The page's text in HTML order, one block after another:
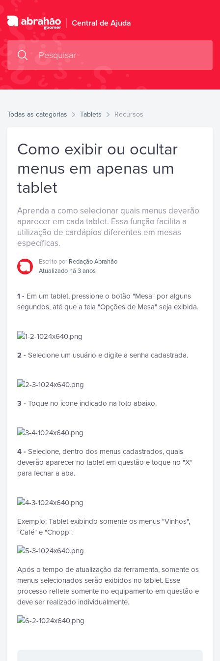
Central de Ajuda
Todas as categorias Tablets Recursos
Como exibir ou ocultar
menus em apenas um
tablet
Aprenda a como selecionar quais menus deverão
aparecer em cada tablet. Essa função facilita a
utilização de cardápios diferentes em mesas
específicas.
Escrito por Redação Abrahão
Atualizado há 3 anos
1 - Em um tablet, pressione o botão "Mesa" por alguns
segundos, até que a tela "Opções de Mesa" seja exibida.
2 - Selecione um usuário e digite a senha cadastrada.
3 - Toque no ícone indicado na foto abaixo.
4 - Selecione, dentro dos menus cadastrados, quais
deverão aparecer no tablet em questão e toque no "X"
para fechar a aba.
Exemplo: Tablet exibindo somente os menus "Vinhos",
"Café" e "Chopp".
Após o tempo de atualização da ferramenta, somente os
menus selecionados serão exibidos no tablet. Esse
processo reflete somente no equipamento em questão e
deve ser realizado individualmente.